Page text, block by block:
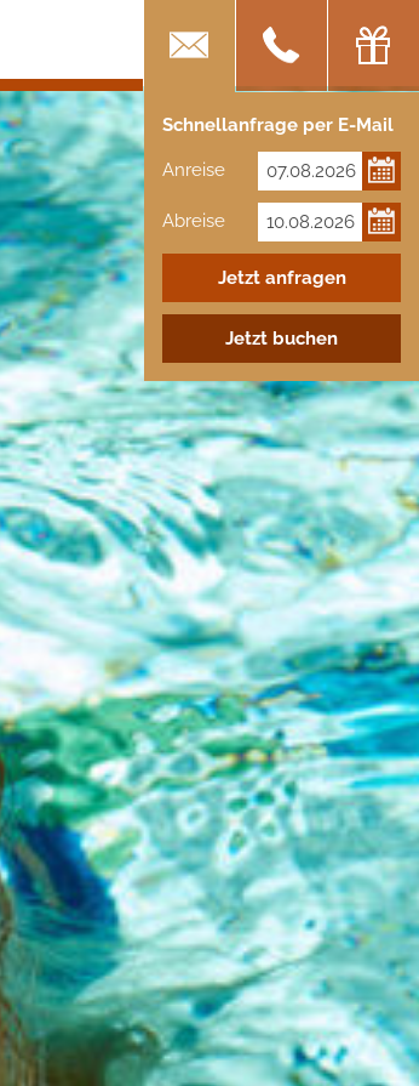
Schnellanfrage per E-Mail
Anreise
Abreise
Jetzt anfragen
Jetzt buchen